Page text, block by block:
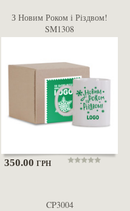
З Новим Роком і Різдвом!
SM1308
350.00ГРН
CP3004